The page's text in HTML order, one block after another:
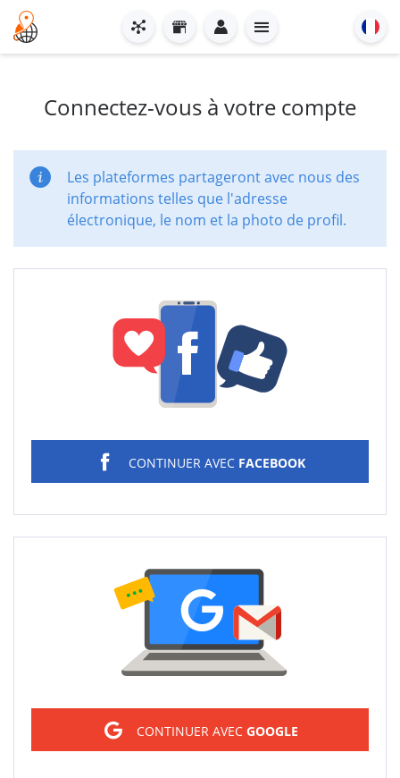
Connectez-vous à votre compte
Les plateformes partageront avec nous des
informations telles que l'adresse
électronique, le nom et la photo de profil.
CONTINUER AVEC FACEBOOK
CONTINUER AVEC GOOGLE